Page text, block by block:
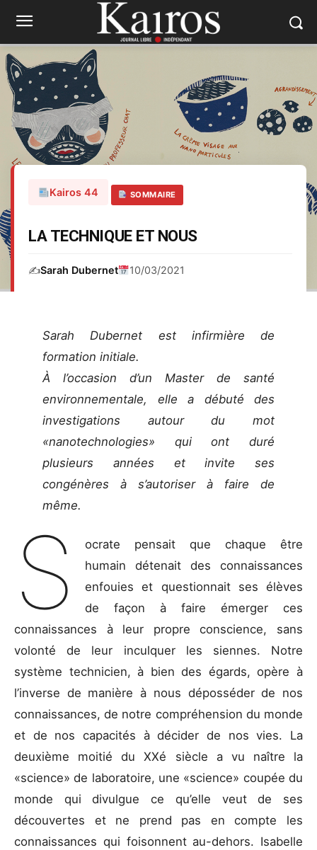
Kairos 44 SOMMAIRE
LA TECHNIQUE ET NOUS
✍️Sarah Dubernet 10/03/2021
Sarah Dubernet est infirmière de
formation initiale.
À l’occasion d’un Master de santé
environnementale, elle a débuté des
investigations autour du mot
«nanotechnologies» qui ont duré
plusieurs années et invite ses
congénères à s’autoriser à faire de
même.
S
ocrate pensait que chaque être
humain détenait des connaissances
enfouies et questionnait ses élèves
de façon à faire émerger ces
connaissances à leur propre conscience, sans
volonté de leur inculquer les siennes. Notre
système technicien, à bien des égards, opère à
l’inverse de manière à nous déposséder de nos
connaissances, de notre compréhension du monde
et de nos capacités à décider de nos vies. La
deuxième moitié du XXé siècle a vu naître la
«science» de laboratoire, une «science» coupée du
monde qui divulgue ce qu’elle veut de ses
découvertes et ne prend pas en compte les
connaissances qui foisonnent au-dehors. Isabelle